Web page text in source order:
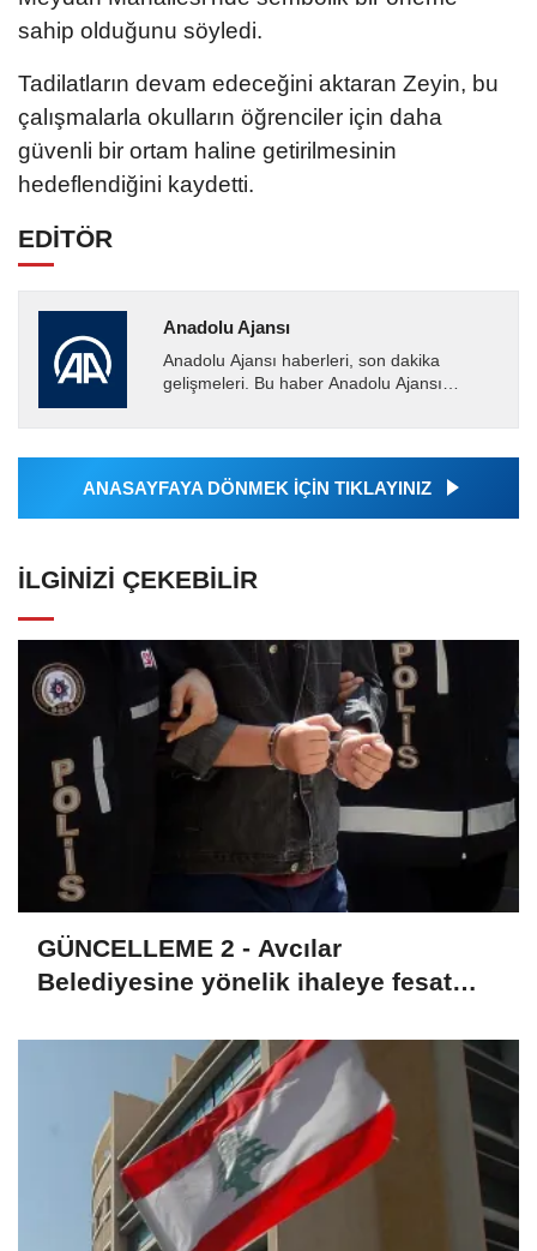
sahip olduğunu söyledi.
Tadilatların devam edeceğini aktaran Zeyin, bu
çalışmalarla okulların öğrenciler için daha
güvenli bir ortam haline getirilmesinin
hedeflendiğini kaydetti.
EDİTÖR
Anadolu Ajansı
Anadolu Ajansı haberleri, son dakika
gelişmeleri. Bu haber Anadolu Ajansı
tarafından geçilen tüm...
ANASAYFAYA DÖNMEK İÇİN TIKLAYINIZ
İLGINIZI ÇEKEBILIR
GÜNCELLEME 2 - Avcılar
Belediyesine yönelik ihaleye fesat
şüpheli tutuklandı